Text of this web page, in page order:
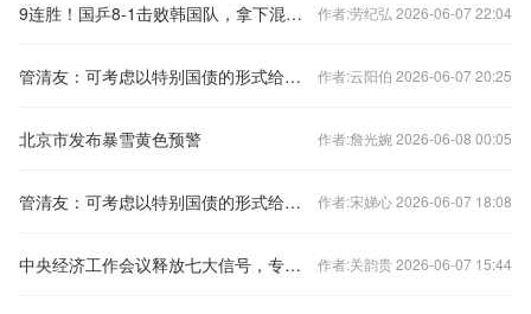
9连胜！国乒8-1击败韩国队，拿下混合团体世界杯冠军 作者:劳纪弘 2026-06-07 22:04
管清友：可考虑以特别国债的形式给老百姓发现金补贴 作者:云阳伯 2026-06-07 20:25
北京市发布暴雪黄色预警 作者:詹光婉 2026-06-08 00:05
管清友：可考虑以特别国债的形式给老百姓发现金补贴 作者:宋娣心 2026-06-07 18:08
中央经济工作会议释放七大信号，专家火线解读 作者:关韵贵 2026-06-07 15:44